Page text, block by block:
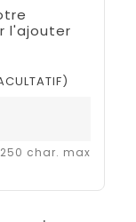
l'ajouter
250 char. max